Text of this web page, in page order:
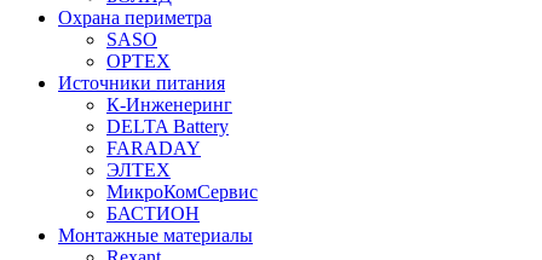
Охрана периметра
SASO
OPTEX
Источники питания
К-Инженеринг
DELTA Battery
FARADAY
ЭЛТЕХ
МикроКомСервис
БАСТИОН
Монтажные материалы